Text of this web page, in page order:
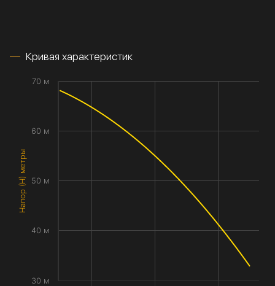
Кривая характеристик
Напор (H) метры
30 м
40 м
50 м
60 м
70 м